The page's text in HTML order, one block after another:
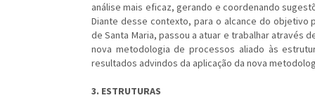
análise mais eficaz, gerando e coordenando
Diante desse contexto, para o alcance do objetivo
de Santa Maria, passou a atuar e trabalhar através
nova metodologia de processos aliado às
resultados advindos da aplicação da nova
3. ESTRUTURAS